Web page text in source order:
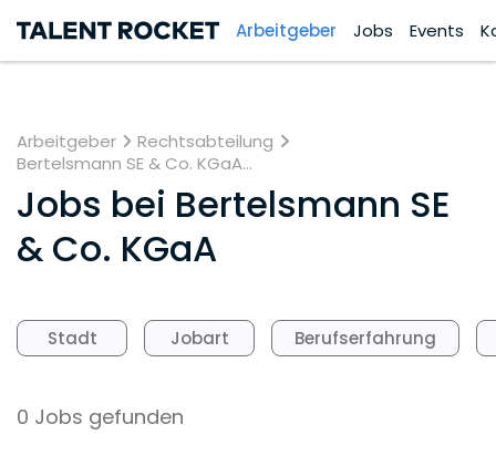
Arbeitgeber Jobs Events
Arbeitgeber
Rechtsabteilung
Bertelsmann SE & Co. KGaA...
Jobs bei Bertelsmann SE
& Co. KGaA
Stadt Jobart Berufserfahrung
0 Jobs gefunden